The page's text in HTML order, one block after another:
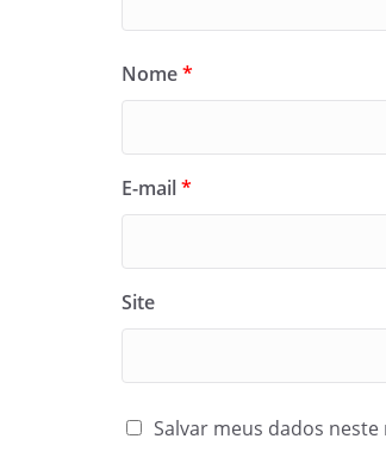
Nome*
E-mail*
Site
Salvar meus dados